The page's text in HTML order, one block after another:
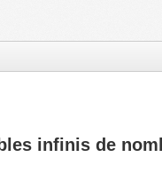
infinis de